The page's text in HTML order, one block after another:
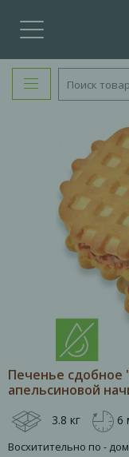
Печенье
апельсиновой
3.8 кг 6
Восхитительно по -